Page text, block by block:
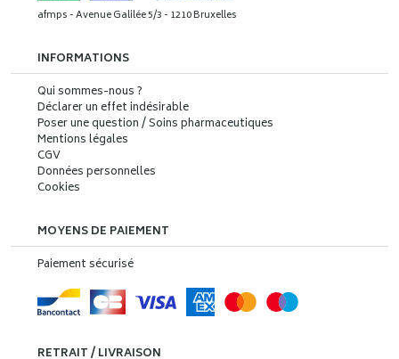
afmps - Avenue Galilée 5/3 - 1210 Bruxelles
INFORMATIONS
Qui sommes-nous ?
Déclarer un effet indésirable
Poser une question / Soins pharmaceutiques
Mentions légales
CGV
Données personnelles
Cookies
MOYENS DE PAIEMENT
Paiement sécurisé
RETRAIT / LIVRAISON